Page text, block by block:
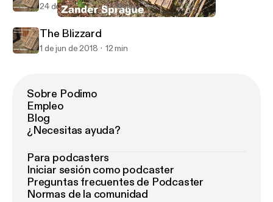
Thanks For Coming...Now Leave
24 de ago de 2018 14 min
The Blizzard
1 de jun de 2018 12 min
Sobre Podimo
Empleo
Blog
¿Necesitas ayuda?
Para podcasters
Iniciar sesión como podcaster
Preguntas frecuentes de Podcaster
Normas de la comunidad